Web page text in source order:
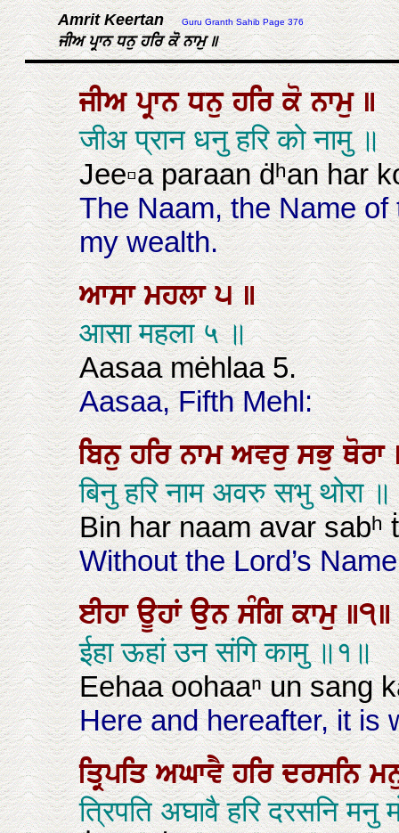
Amrit Keertan Guru Granth Sahib Page 376
ਜੀਅ ਪ੍ਰਾਨ ਧਨੁ ਹਰਿ ਕੋ ਨਾਮੁ ॥
ਜੀਅਪ੍ਰਾਨਧਨੁਹਰਿਕੋਨਾਮੁ॥
जीअ प्रान धनु हरि को नामु ॥
Jee▫a paraan ḋʰan har
The Naam, the Name
my wealth.
ਆਸਾਮਹਲਾ੫॥
आसा महला ५ ॥
Aasaa mėhlaa 5.
Aasaa, Fifth Mehl:
ਬਿਨੁਹਰਿਨਾਮਅਵਰੁਸਭੁਥੋਰਾ
बिनु हरि नाम अवरु सभु थोरा ॥
Bin har naam avar sabʰ
Without the Lord’s
ਈਹਾਊਹਾਂਉਨਸੰਗਿਕਾਮੁ॥੧॥
ईहा ऊहां उन संगि कामु ॥१॥
Eehaa oohaaⁿ un sang
Here and hereafter, it is
ਤ੍ਰਿਪਤਿਅਘਾਵੈਹਰਿਦਰਸਨਿ
त्रिपति अघावै हरि दरसनि मनु